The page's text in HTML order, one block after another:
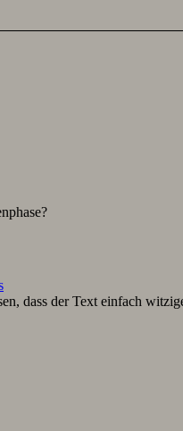
dass der Text einfach